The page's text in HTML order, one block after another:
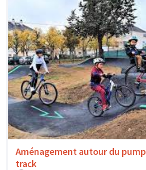
Aménagement autour du pump
track